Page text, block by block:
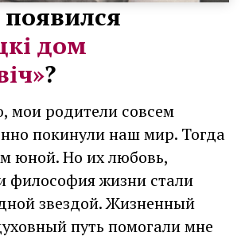
дом
?
мои родители совсем
покинули наш мир. Тогда
юной. Но их любовь,
философия жизни стали
звездой. Жизненный
путь помогали мне